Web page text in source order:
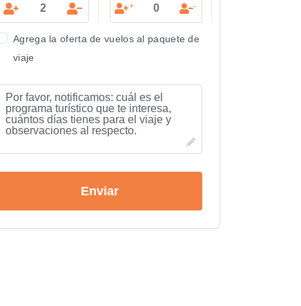
+ -
Agrega la oferta de vuelos al paquete de
viaje
Enviar